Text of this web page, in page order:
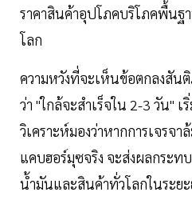
ราคาสินค้าอุปโภคบริโภคพื้นฐ
โลก
ความหวังที่จะเห็นข้อตกลงสัน
ว่า "ใกล้จะสำเร็จใน 2-3 วัน"
วิเคราะห์มองว่าหากการเจรจ
แคบฮอร์มุซจริง จะส่งผลกระท
น้ำมันและสินค้าทั่วโลกในระยะ